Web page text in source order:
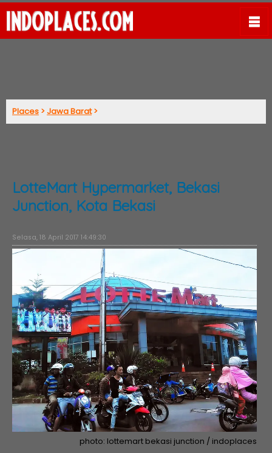
Places >Jawa Barat>
LotteMart Hypermarket, Bekasi
Junction, Kota Bekasi
Selasa, 18 April 2017 14:49:30
photo: lottemart bekasi junction / indoplaces